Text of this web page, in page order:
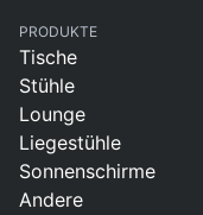
PRODUKTE
Tische
Stühle
Lounge
Liegestühle
Sonnenschirme
Andere